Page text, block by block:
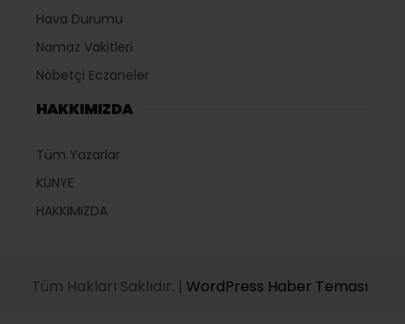
Türk siyaset tarihinin en genç ve en yeni
oluşumu Yeni Parti’nin Türkiye genelinde
ederken, İstanbul’un il başkanlığı ve 39
ilçesinde de kurucu kadrolar netleşmeye
Kurulu tarafından kurucu ilçe başkanı olarak
Haydar Arslan’ın görevlendirildiği Yeni Parti
Çekmeköy Teşkilatı’nın kurucu yönetimi de
hayırlı olsun. Halkımızla omuz omuza, adalet,